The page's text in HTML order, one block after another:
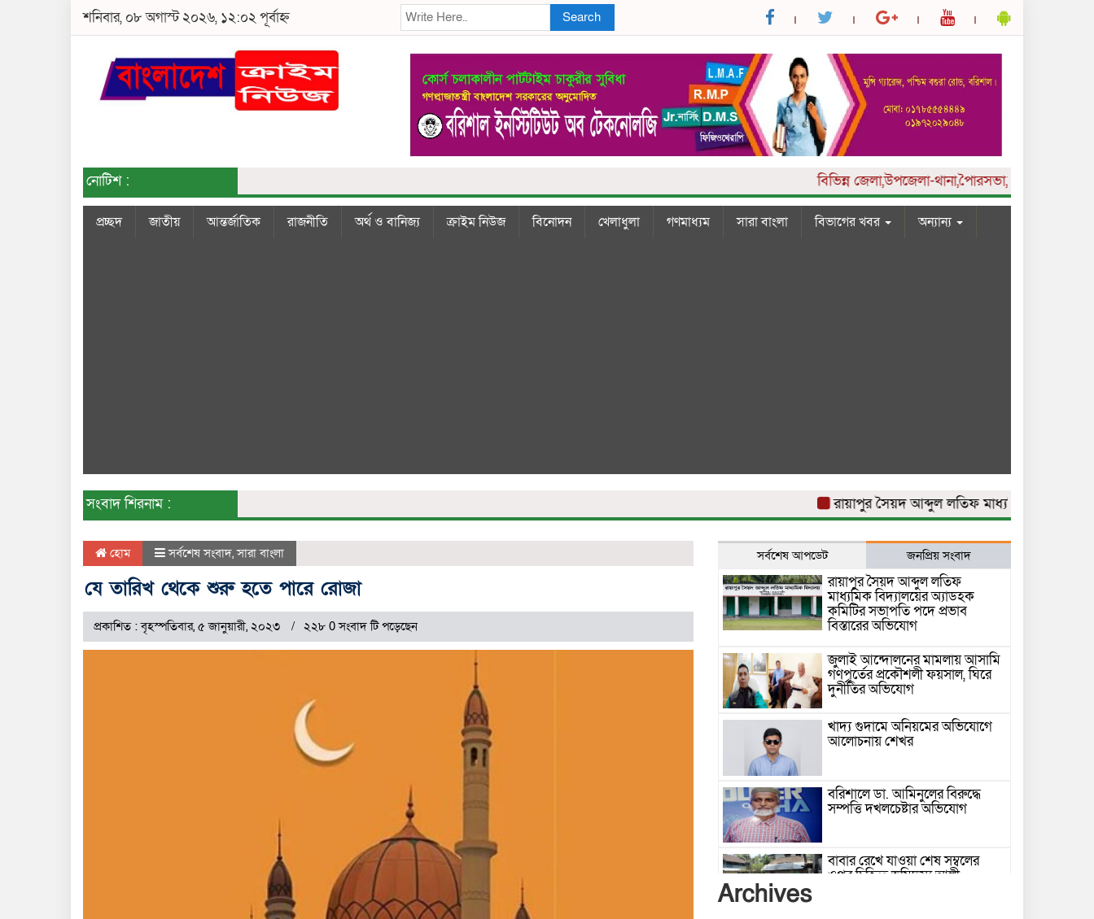
শনিবার, ০৮ অগাস্ট ২০২৬, ১২:০২ পূর্বাহ্ন Search
নোটিশ : বিভিন্নজেলা,উপজেলা-থানা,পৈারসভা,কলেজ ও ইউনিয়ন
প্রচ্ছদ জাতীয় আন্তর্জাতিক রাজনীতি অর্থ ও বানিজ্য ক্রাইম নিউজ বিনোদন খেলাধুলা গণমাধ্যম সারা বাংলা বিভাগের খবর অন্যান্য
সংবাদ শিরনাম : রায়াপুর সৈয়দ আব্দুল লতিফ মাধ্যমিক বিদ্যালয়ের
হোম সর্বশেষ সংবাদ,সারা বাংলা
যে তারিখ থেকে শুরু হতে পারে রোজা
প্রকাশিত : বৃহস্পতিবার, ৫ জানুয়ারী, ২০২৩ ২২৮ 0 সংবাদ টি পড়েছেন
সর্বশেষ আপডেট জনপ্রিয় সংবাদ
রায়াপুর সৈয়দ আব্দুল লতিফ
মাধ্যমিক বিদ্যালয়ের অ্যাডহক
কমিটির সভাপতি পদে প্রভাব
বিস্তারের অভিযোগ
জুলাই আন্দোলনের মামলায় আসামি
গণপূর্তের প্রকৌশলী ফয়সাল, ঘিরে
দুর্নীতির অভিযোগ
খাদ্য গুদামে অনিয়মের অভিযোগে
আলোচনায় শেখর
বরিশালে ডা. আমিনুলের বিরুদ্ধে
সম্পত্তি দখলচেষ্টার অভিযোগ
বাবার রেখে যাওয়া শেষ সম্বলের
ওপর চিহ্নিত ভূমিদস্যু আলী
Archives